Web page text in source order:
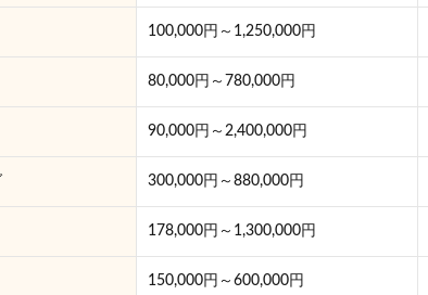
100,000円～1,250,000円
80,000円～780,000円
90,000円～2,400,000円
300,000円～880,000円
178,000円～1,300,000円
150,000円～600,000円